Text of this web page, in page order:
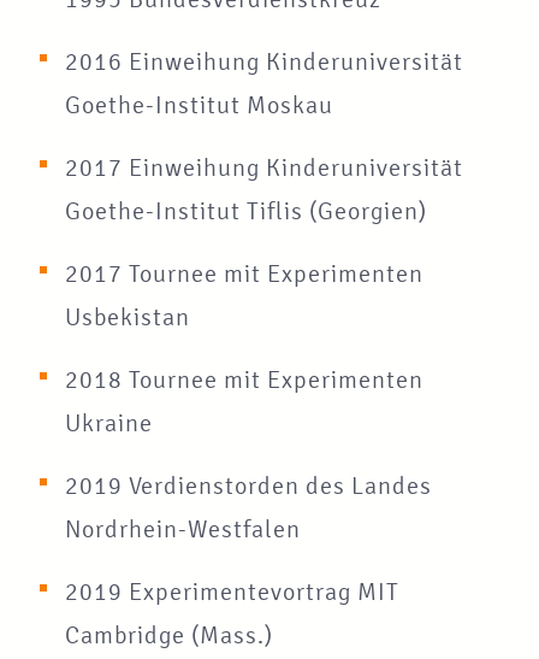
2016 Einweihung Kinderuniversität
Goethe-Institut Moskau
2017 Einweihung Kinderuniversität
Goethe-Institut Tiflis (Georgien)
2017 Tournee mit Experimenten
Usbekistan
2018 Tournee mit Experimenten
Ukraine
2019 Verdienstorden des Landes
Nordrhein-Westfalen
2019 Experimentevortrag MIT
Cambridge (Mass.)